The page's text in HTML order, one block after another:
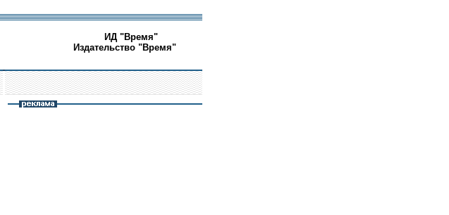
ИД "Время"
Издательство "Время"